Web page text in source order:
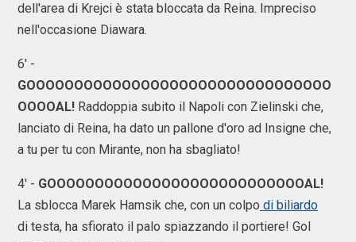
dell'area di Krejci è stata bloccata da Reina. Impreciso
nell'occasione Diawara.
6' -
GOOOOOOOOOOOOOOOOOOOOOOOOOOOOOOOO
OOOOAL! Raddoppia subito il Napoli con Zielinski che,
lanciato di Reina, ha dato un pallone d'oro ad Insigne che,
a tu per tu con Mirante, non ha sbagliato!
4' - GOOOOOOOOOOOOOOOOOOOOOOOOOOOAL!
La sblocca Marek Hamsik che, con un colpo di biliardo
di testa, ha sfiorato il palo spiazzando il portiere! Gol